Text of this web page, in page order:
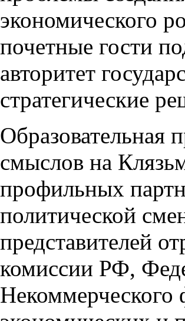
экономического
почетные гости
авторитет
стратегические
Образовательная
смыслов на
профильных
политической
представителей
комиссии РФ,
Некоммерческого